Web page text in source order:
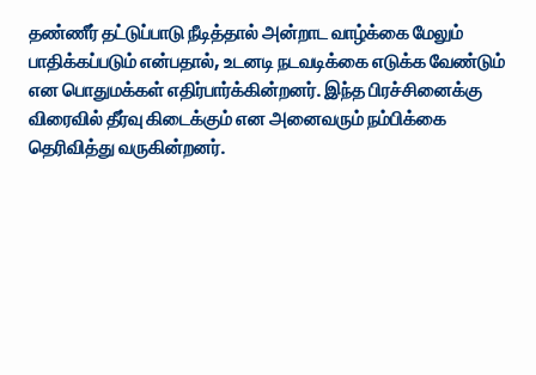
தண்ணீர் தட்டுப்பாடு நீடித்தால் அன்றாட வாழ்க்கை மேலும்
பாதிக்கப்படும் என்பதால், உடனடி நடவடிக்கை எடுக்க வேண்டும்
என பொதுமக்கள் எதிர்பார்க்கின்றனர். இந்த பிரச்சினைக்கு
விரைவில் தீர்வு கிடைக்கும் என அனைவரும் நம்பிக்கை
தெரிவித்து வருகின்றனர்.